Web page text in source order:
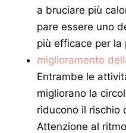
a bruciare più
pare essere uno
più efficace per la
miglioramento
Entrambe le
migliorano la
riducono il rischio
Attenzione al